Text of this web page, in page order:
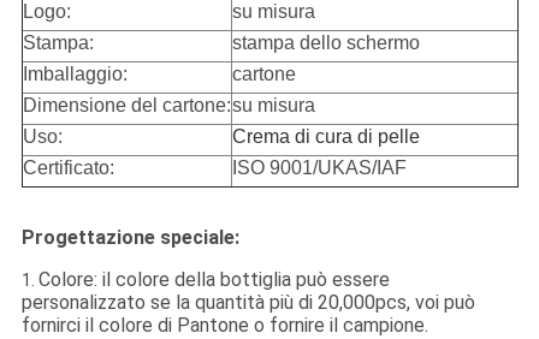
Logo:
su misura
Stampa:
stampa dello schermo
Imballaggio:
cartone
Dimensione del cartone:su misura
Uso:
Crema di cura di pelle
Certificato:
ISO 9001/UKAS/IAF
Progettazione speciale:
1. Colore: il colore della bottiglia può essere
personalizzato se la quantità più di 20,000pcs, voi può
fornirci il colore di Pantone o fornire il campione.